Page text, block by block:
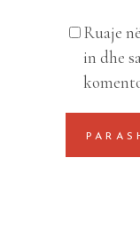
Ruaje
in dhe